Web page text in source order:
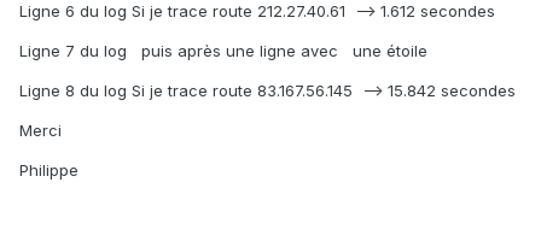
Ligne 6 du log Si je trace route 212.27.40.61 --> 1.612 secondes
Ligne 7 du log puis après une ligne avec une étoile
Ligne 8 du log Si je trace route 83.167.56.145 --> 15.842 secondes
Merci
Philippe